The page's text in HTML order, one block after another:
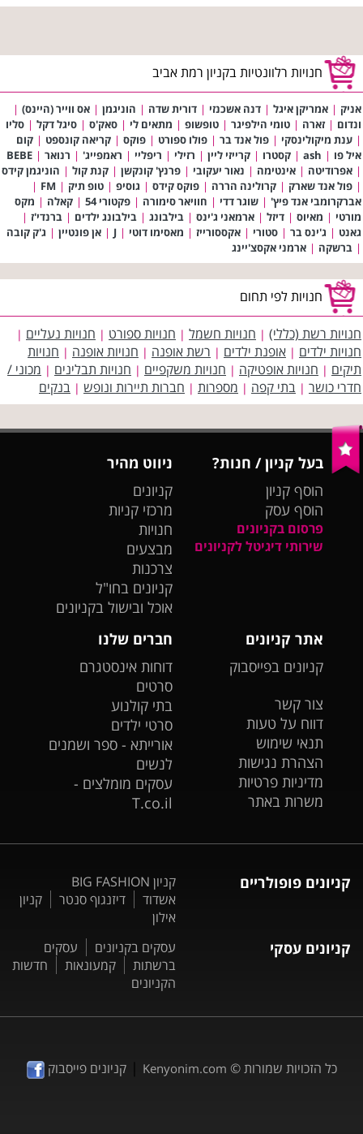
חנויות רלוונטיות בקניון רמת אביב
אניק | אמריקן איגל | דנה אשכנזי | דורית שדה | הוניגמן | אס ווייר (היינס) |
ונדום | זארה | טומי הילפיגר | טופשופ | מתאים לי | סאק'ס | סיגל דקל | סליו
| ענת מיקולינסקי | פול אנד בר | פולו ספורט | פוקס | קריאה קונספט | קום
איל פו |
ash
| קסטרו | קרייזי ליין | רזילי | ריפליי | ראמפייג' | רנואר |
BEBE
| אפרודיטה | אינטימה | נאור יעקובי | פרנץ' קונקשן | קנת קול | הוניגמן קידס
| פול אנד שארק | קרולינה הררה | פוקס קידס | גוסיפ | טופ תיק |
FM
|
אברקרומבי אנד פיץ' | שוגר דדי | חוויאר סימורה | פקטורי 54 | קאלה | מקס
מורטי | מאיוס | דיזל | ארמאני ג'ינס | בילבונג | בילבונג ילדים | ברנדי'ז |
גאנט | ג'ינס בר | סטורי | אקססורייז | מאסימו דוטי |
J
| אן פונטיין | ג'ק קובה
| ברשקה | ארמני אקסצ'יינג
חנויות לפי תחום
חנויות רשת (כללי) | חנויות חשמל | חנויות ספורט | חנויות נעליים |
חנויות ילדים | אופנת ילדים | רשת אופנה | חנויות אופנה | חנויות
תיקים | חנויות אופטיקה | חנויות משקפיים | חנויות תבלינים | מכוני /
חדרי כושר | בתי קפה | מספרות | חברות תיירות ונופש | בנקים
בעל קניון / חנות?
הוסף קניון
הוסף עסק
פרסום בקניונים
שירותי דיגיטל לקניונים
ניווט מהיר
קניונים
מרכזי קניות
חנויות
מבצעים
צרכנות
קניונים בחו"ל
אוכל ובישול בקניונים
אתר קניונים
קניונים בפייסבוק
צור קשר
דווח על טעות
תנאי שימוש
הצהרת נגישות
מדיניות פרטיות
משרות באתר
חברים שלנו
דוחות אינסטגרם
סרטים
בתי קולנוע
סרטי ילדים
אורייתא - ספר ושמנים
לנשים
עסקים מומלצים -
T.co.il
קניונים פופולריים
קניון BIG FASHION
אשדוד
דיזנגוף סנטר
קניון
אילון
קניונים עסקי עסקים בקניונים
עסקים
ברשתות
קמעונאות
חדשות
הקניונים
כל הזכויות שמורות © Kenyonim.com
|קניונים פייסבוק